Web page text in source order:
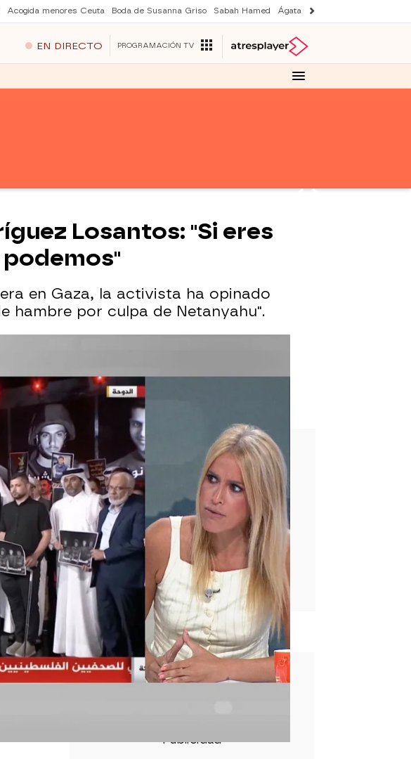
Acogida menores Ceuta Boda de Susanna Griso Sabah Hamed Ágata y Lola
EN DIRECTO PROGRAMACIÓN TV
Losantos: "Si eres
en Gaza, la activista ha opinado
hambre por culpa de Netanyahu".
incendios: "Solo van a los puestos de
X Flipboard